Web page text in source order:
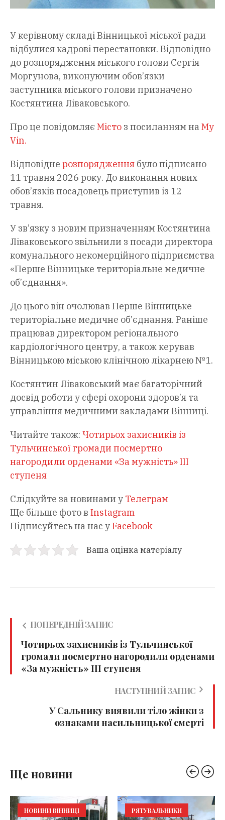
У керівному складі Вінницької міської ради
відбулися кадрові перестановки. Відповідно
до розпорядження міського голови Сергія
Моргунова, виконуючим обов’язки
заступника міського голови призначено
Костянтина Ліваковського.
Про це повідомляє Місто з посиланням наMy
Vin.
Відповідне розпорядження було підписано
11 травня 2026 року. До виконання нових
обов’язків посадовець приступив із 12
травня.
У зв’язку з новим призначенням Костянтина
Ліваковського звільнили з посади директора
комунального некомерційного підприємства
«Перше Вінницьке територіальне медичне
об’єднання».
До цього він очолював Перше Вінницьке
територіальне медичне об’єднання. Раніше
працював директором регіонального
кардіологічного центру, а також керував
Вінницькою міською клінічною лікарнею №1.
Костянтин Ліваковський має багаторічний
досвід роботи у сфері охорони здоров’я та
управління медичними закладами Вінниці.
Читайте також: Чотирьох захисників із
Тульчинської громади посмертно
нагородили орденами «За мужність» ІІІ
ступеня
Слідкуйте за новинами у Телеграм
Ще більше фото в Instagram
Підписуйтесь на нас уFacebook
Ваша оцінка матеріалу
ПОПЕРЕДНІЙ ЗАПИС
Чотирьох захисників із Тульчинської
громади посмертно нагородили орденами
«За мужність» ІІІ ступеня
НАСТУПНИЙ ЗАПИС
У Сальнику виявили тіло жінки з
ознаками насильницької смерті
Ще новини
НОВИНИ ВІННИЦІ РЯТУВАЛЬНИКИ